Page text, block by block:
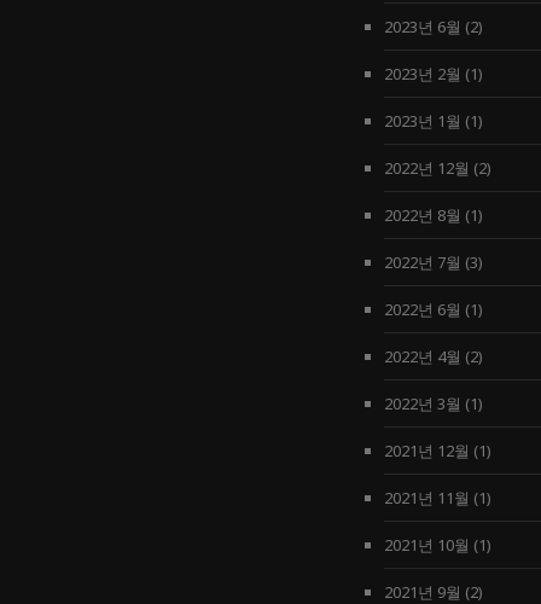
2023년 6월 (2)
2023년 2월 (1)
2023년 1월 (1)
2022년 12월 (2)
2022년 8월 (1)
2022년 7월 (3)
2022년 6월 (1)
2022년 4월 (2)
2022년 3월 (1)
2021년 12월 (1)
2021년 11월 (1)
2021년 10월 (1)
2021년 9월 (2)